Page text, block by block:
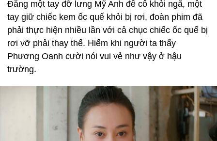
Đăng một tay đỡ lưng Mỹ Anh để cô khỏi ngã, một
tay giữ chiếc kem ốc quế khỏi bị rơi, đoàn phim đã
phải thực hiện nhiều lần với cả chục chiếc ốc quế bị
rơi vỡ phải thay thế. Hiếm khi người ta thấy
Phương Oanh cười nói vui vẻ như vậy ở hậu
trường.